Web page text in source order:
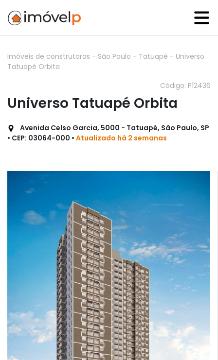
Imóveis de construtoras - São Paulo - Tatuapé - Universo
Tatuapé Orbita
Código: P12436
Universo Tatuapé Orbita
Avenida Celso Garcia, 5000 - Tatuapé, São Paulo, SP
• CEP: 03064-000 • Atualizado há 2 semanas